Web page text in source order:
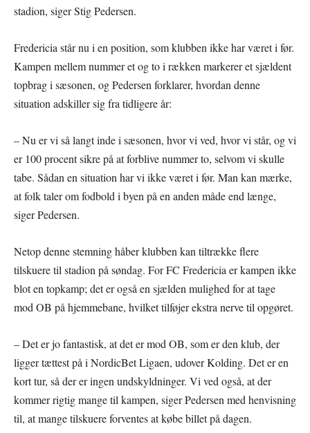
stadion, siger Stig Pedersen.
Fredericia står nu i en position, som klubben ikke har været i før.
Kampen mellem nummer et og to i rækken markerer et sjældent
topbrag i sæsonen, og Pedersen forklarer, hvordan denne
situation adskiller sig fra tidligere år:
– Nu er vi så langt inde i sæsonen, hvor vi ved, hvor vi står, og vi
er 100 procent sikre på at forblive nummer to, selvom vi skulle
tabe. Sådan en situation har vi ikke været i før. Man kan mærke,
at folk taler om fodbold i byen på en anden måde end længe,
siger Pedersen.
Netop denne stemning håber klubben kan tiltrække flere
tilskuere til stadion på søndag. For FC Fredericia er kampen ikke
blot en topkamp; det er også en sjælden mulighed for at tage
mod OB på hjemmebane, hvilket tilføjer ekstra nerve til opgøret.
– Det er jo fantastisk, at det er mod OB, som er den klub, der
ligger tættest på i NordicBet Ligaen, udover Kolding. Det er en
kort tur, så der er ingen undskyldninger. Vi ved også, at der
kommer rigtig mange til kampen, siger Pedersen med henvisning
til, at mange tilskuere forventes at købe billet på dagen.